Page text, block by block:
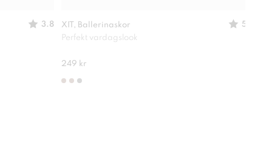
3.8 XIT, Ballerinaskor
5
Perfekt vardagslook
249 kr